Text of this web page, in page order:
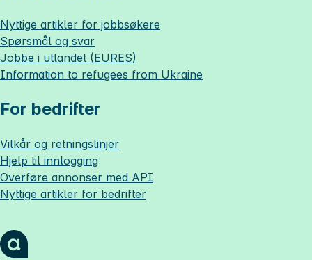
Nyttige artikler for jobbsøkere
Spørsmål og svar
Jobbe i utlandet (EURES)
Information to refugees from Ukraine
For bedrifter
Vilkår og retningslinjer
Hjelp til innlogging
Overføre annonser med API
Nyttige artikler for bedrifter